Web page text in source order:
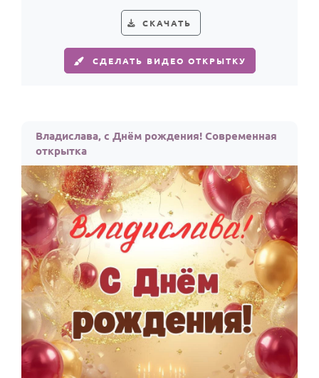
Все родственники
ПЕРСОНАЛЬНЫЕ
Пожелания
СКАЧАТЬ
СДЕЛАТЬ ВИДЕО ОТКРЫТКУ
Владислава, с Днём рождения! Современная
открытка